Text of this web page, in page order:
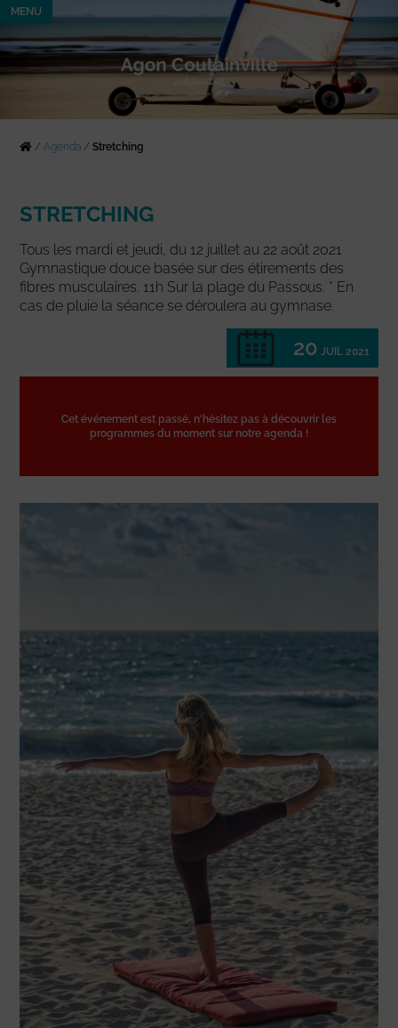
MENU
/Agenda /Stretching
STRETCHING
Tous les mardi et jeudi, du 12 juillet au 22 août 2021
Gymnastique douce basée sur des étirements des
fibres musculaires. 11h Sur la plage du Passous. * En
cas de pluie la séance se déroulera au gymnase.
20 JUIL 2021
Cet événement est passé, n'hésitez pas à découvrir les
programmes du moment sur notre agenda !